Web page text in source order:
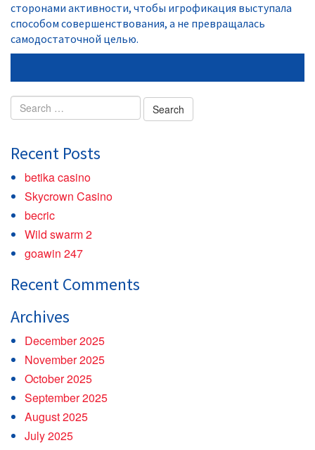
сторонами активности, чтобы игрофикация выступала
способом совершенствования, а не превращалась
самодостаточной целью.
Search
for:
Recent Posts
betika casino
Skycrown Casino
becric
Wild swarm 2
goawin 247
Recent Comments
Archives
December 2025
November 2025
October 2025
September 2025
August 2025
July 2025